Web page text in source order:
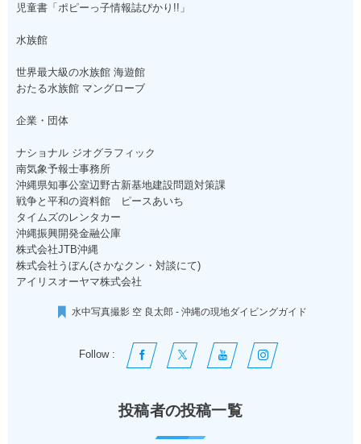
児童書「ポピーっ子情報誌ぴかり!!」
水族館
世界最大級の水族館 海遊館
おたる水族館 マングローブ
企業・団体
ナショナル ジオグラフィック
南気象予報士事務所
沖縄県知事公室辺野古新基地建設問題対策課
戦争と平和の資料館 ピースあいち
タイムズのレンタカー
沖縄振興開発金融公庫
株式会社JTB沖縄
株式会社うぼん(さかなクン・対談にて)
アイリスオーヤマ株式会社
水中写真撮影 空 良太郎 - 沖縄の現地ダイビングガイド
Follow :
投稿者の投稿一覧